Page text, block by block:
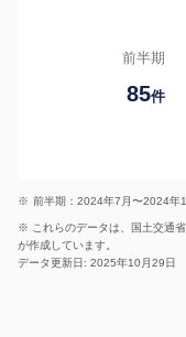
前半期
85件
※ 前半期：2024年7月〜2024年
※ これらのデータは、国土交通
が作成しています。
データ更新日: 2025年10月29日